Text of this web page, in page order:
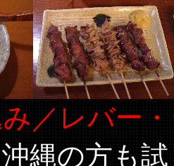
／レバー
縄の方も